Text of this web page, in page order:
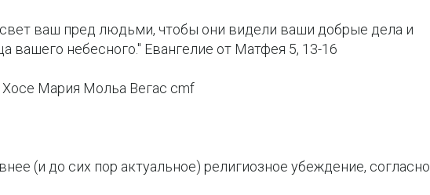
свет ваш пред людьми, чтобы они видели ваши добрые дела и
вашего небесного." Евангелие от Матфея 5, 13-16
Мария Мольа Вегас cmf
(и до сих пор актуальное) религиозное убеждение, согласно